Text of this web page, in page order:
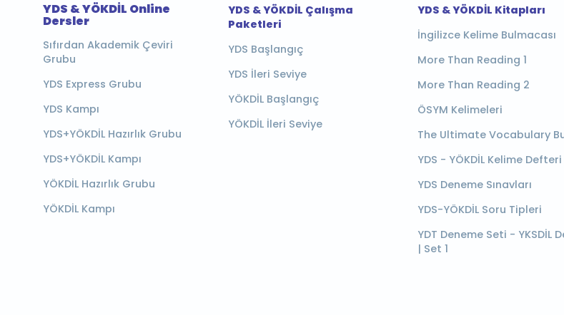
YDS & YÖKDİL Online
Dersler
Sıfırdan Akademik Çeviri
Grubu
YDS Express Grubu
YDS Kampı
YDS+YÖKDİL Hazırlık Grubu
YDS+YÖKDİL Kampı
YÖKDİL Hazırlık Grubu
YÖKDİL Kampı
YDS & YÖKDİL Çalışma
Paketleri
YDS Başlangıç
YDS İleri Seviye
YÖKDİL Başlangıç
YÖKDİL İleri Seviye
YDS & YÖKDİL Kitapları
İngilizce Kelime Bulmacası
More Than Reading 1
More Than Reading 2
ÖSYM Kelimeleri
The Ultimate Vocabulary
YDS - YÖKDİL Kelime Defteri
YDS Deneme Sınavları
YDS-YÖKDİL Soru Tipleri
YDT Deneme Seti - YKSDİL
| Set 1